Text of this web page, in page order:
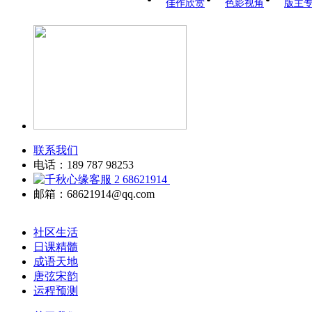
佳作欣赏
色影视角 版主
联系我们
电话：189 787 98253
68621914
邮箱：68621914@qq.com
社区生活
日课精髓
成语天地
唐弦宋韵
运程预测